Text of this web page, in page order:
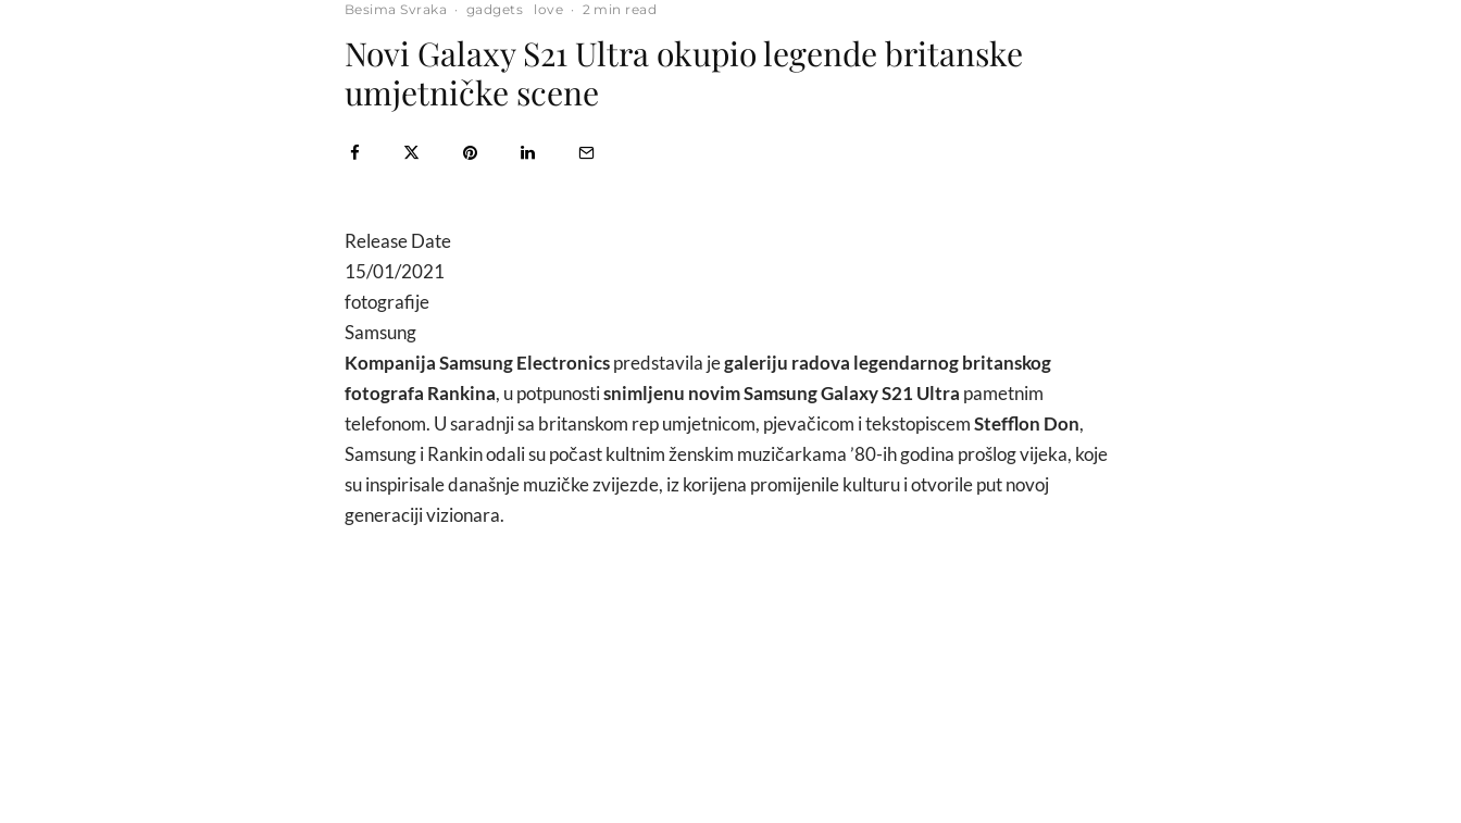
Besima Svraka · gadgets love · 2 min read
Novi Galaxy S21 Ultra okupio legende britanske
umjetničke scene
Release Date
15/01/2021
fotografije
Samsung
KompanijaSamsung Electronicspredstavila jegaleriju radova legendarnog britanskog
fotografa Rankina, u potpunostisnimljenu novim Samsung Galaxy S21 Ultra pametnim
telefonom. U saradnji sa britanskom rep umjetnicom, pjevačicom i tekstopiscemStefflon Don,
Samsung i Rankin odali su počast kultnim ženskim muzičarkama ’80-ih godina prošlog vijeka, koje
su inspirisale današnje muzičke zvijezde, iz korijena promijenile kulturu i otvorile put novoj
generaciji vizionara.